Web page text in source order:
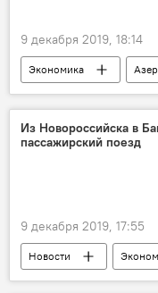
9 декабря 2019, 18:14
Экономика
дороги
Ремонт
Баку
Из Новороссийска в
пассажирский поезд
9 декабря 2019, 17:55
Новости
Россия
Поезд